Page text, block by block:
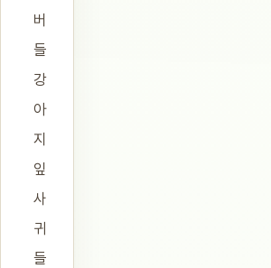
버
들
강
아
지
잎
사
귀
들